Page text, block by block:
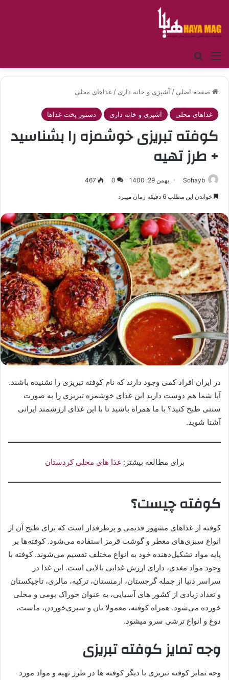
منو
صفحه اصلی / آشپزی و خانه داری / غذاهای محلی
غذاهای محلی آشپزی و خانه داری دستور پخت غذاها
کوفته تبریزی خوشمزه را بشناسید
+ طرز تهیه
Sohayb بهمن 29, 1400 0
467
خواندن این مطلب 6 دقیقه زمان میبرد
در ایران افراد کمی وجود دارند که نام کوفته تبریزی را نشنیده باشند.
آیا شما هم دوست دارید این غذای خوشمزه تبریزی را به صورت
سنتی طبخ کنید؟ با ما همراه باشید تا با این غذای ارزشمند ایرانی
آشنا شوید.
برای مطالعه بیشتر: غذا های محلی کردستان
کوفته چیست؟
کوفته از غذاهای مشهور قدیمی و پرطرفدار است که برای طبخ آن از
انواع سبزی‌های معطر و گوشت قرمز استفاده می‌شود. کوفته‌ها بر
پایه مواد تشکیل‌دهنده خود به انواع مختلف تقسیم می‌شوند. کوفته با
وجود مواد مغذی، دارای ارزش غذایی بالایی است. این غذا در
سراسر دنیا از جمله گرجستان، ارمنستان، ترکیه، مالزی، تاجیکستان
و تعداد زیادی از کشور های آسیایی، به عنوان خوراک بومی و محلی
خورده می‌شود. همراه کوفته، معمولا نان و سبزی‌خوردن، ماست،
دوغ و انواع ترشی سرو میشود.
وجه تمایز کوفته تبریزی
وجه تمایز کوفته تبریزی با دیگر کوفته ‌ها در طرز تهیه و مواد مورد